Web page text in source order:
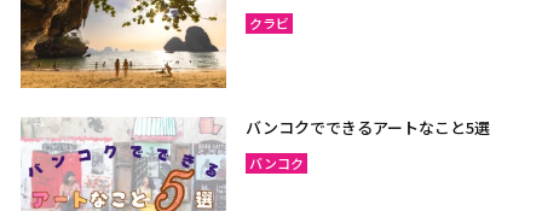
クラビ
バンコクでできるアートなこと5選
バンコク